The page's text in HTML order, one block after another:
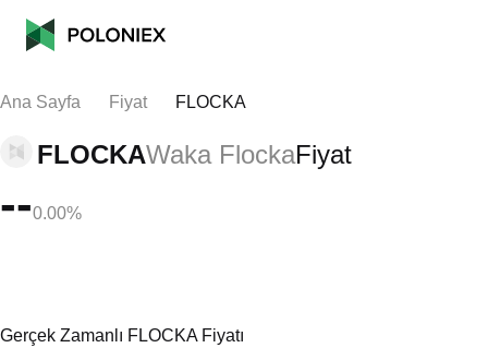
Ana Sayfa Fiyat FLOCKA
FLOCKAWaka FlockaFiyat
--0.00%
Gerçek Zamanlı FLOCKA Fiyatı